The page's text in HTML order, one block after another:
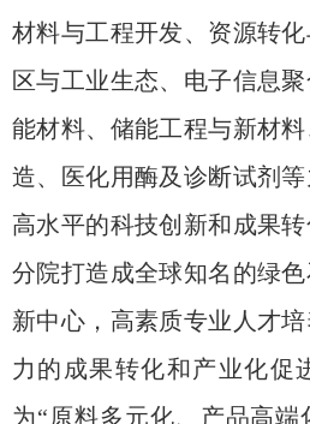
材料与工程开发、资源转
区与工业生态、电子信息
能材料、储能工程与新材
造、医化用酶及诊断试剂
高水平的科技创新和成果
分院打造成全球知名的绿
新中心，高素质专业人才
力的成果转化和产业化促
为“原料多元化、产品高